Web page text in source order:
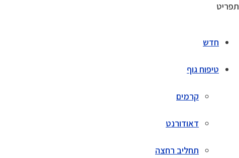
תפריט
חדש
טיפוח גוף
קרמים
דאודורנט
תחליב רחצה